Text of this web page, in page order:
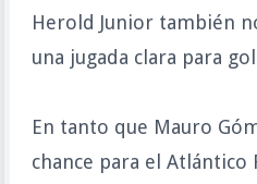
Herold Junior también
una jugada clara para
En tanto que Mauro
chance para el Atlántico